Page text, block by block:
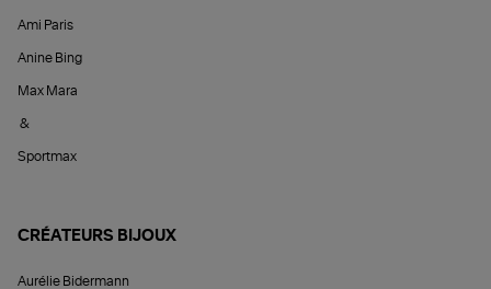
Ami Paris
Anine Bing
Max Mara
&
Sportmax
CRÉATEURS BIJOUX
Aurélie Bidermann